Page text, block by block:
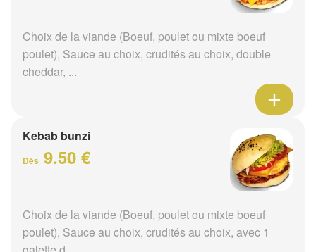
Choix de la viande (Boeuf, poulet ou mixte boeuf
poulet), Sauce au choix, crudités au choix, double
cheddar, ...
Kebab bunzi
Dès 9.50 €
Choix de la viande (Boeuf, poulet ou mixte boeuf
poulet), Sauce au choix, crudités au choix, avec 1